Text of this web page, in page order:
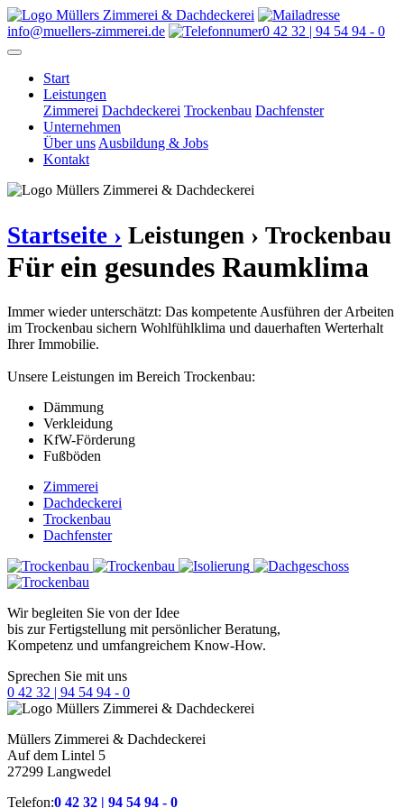
info@muellers-zimmerei.de 0 42 32 | 94 54 94 - 0
Start
Leistungen
Zimmerei Dachdeckerei Trockenbau Dachfenster
Unternehmen
Über uns Ausbildung & Jobs
Kontakt
Startseite › Leistungen › Trockenbau
Für ein gesundes Raumklima
Immer wieder unterschätzt: Das kompetente Ausführen der Arbeiten
im Trockenbau sichern Wohlfühlklima und dauerhaften Werterhalt
Ihrer Immobilie.
Unsere Leistungen im Bereich Trockenbau:
Dämmung
Verkleidung
KfW-Förderung
Fußböden
Zimmerei
Dachdeckerei
Trockenbau
Dachfenster
Wir begleiten Sie von der Idee
bis zur Fertigstellung mit persönlicher Beratung,
Kompetenz und umfangreichem Know-How.
Sprechen Sie mit uns
0 42 32 | 94 54 94 - 0
Müllers Zimmerei & Dachdeckerei
Auf dem Lintel 5
27299 Langwedel
Telefon:0 42 32 | 94 54 94 - 0